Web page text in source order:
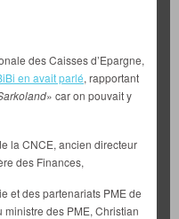
des Caisses d’Epargne,
en avait parlé, rapportant
» car on pouvait y
la CNCE, ancien directeur
des Finances,
et des partenariats PME de
des PME, Christian